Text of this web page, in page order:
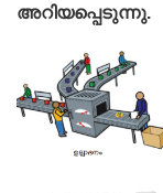
അറിയപ്പെടുന്നു.